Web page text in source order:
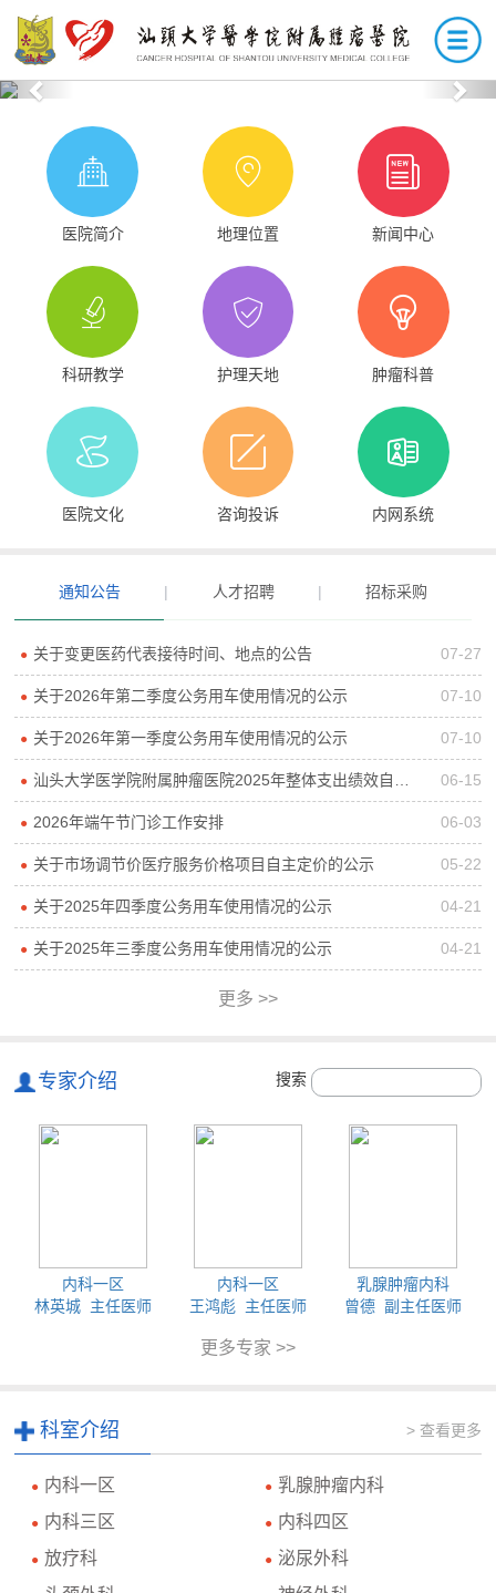
Previous
医院简介 地理位置 新闻中心
科研教学 护理天地 肿瘤科普
医院文化 咨询投诉 内网系统
通知公告 | 人才招聘 | 招标采购
● 关于变更医药代表接待时间、地点的公告 07-27
● 关于2026年第二季度公务用车使用情况的公示 07-10
● 关于2026年第一季度公务用车使用情况的公示 07-10
● 汕头大学医学院附属肿瘤医院2025年整体支出绩效自评报告 06-15
● 2026年端午节门诊工作安排 06-03
● 关于市场调节价医疗服务价格项目自主定价的公示 05-22
● 关于2025年四季度公务用车使用情况的公示 04-21
● 关于2025年三季度公务用车使用情况的公示 04-21
更多 >>
专家介绍 搜索
内科一区
林英城 主任医师
内科一区
王鸿彪 主任医师
乳腺肿瘤内科
曾德 副主任医师
更多专家 >>
科室介绍 > 查看更多
● 内科一区 ● 乳腺肿瘤内科
● 内科三区 ● 内科四区
● 放疗科 ● 泌尿外科